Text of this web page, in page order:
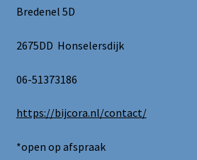
Bredenel 5D
2675DD Honselersdijk
06-51373186
https://bijcora.nl/contact/
*open op afspraak